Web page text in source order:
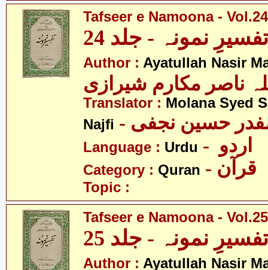
Tafseer e Namoona - Vol.24
تفسیرِ نمونہ - جلد 24
Author : Ayatullah Nasir
ناصر مکارم شیرازی
Translator : Molana Syed
Najfi
صفدر حسین نجفی
Language : Urdu
Category : Quran - قرآن
Topic :
Tafseer e Namoona - Vol.25
تفسیرِ نمونہ - جلد 25
Author : Ayatullah Nasir